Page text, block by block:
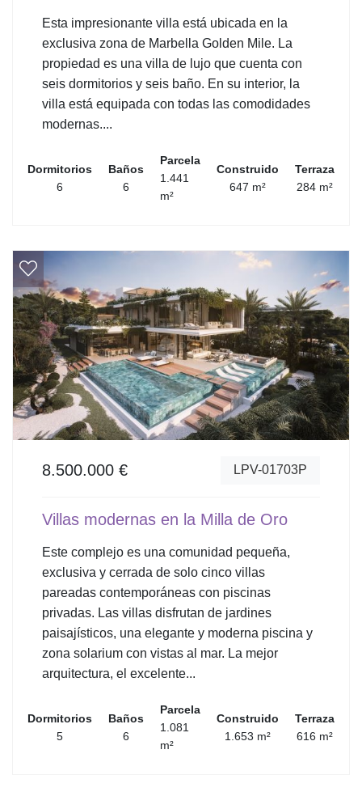
Esta impresionante villa está ubicada en la
exclusiva zona de Marbella Golden Mile. La
propiedad es una villa de lujo que cuenta con
seis dormitorios y seis baño. En su interior, la
villa está equipada con todas las comodidades
modernas....
Dormitorios
6
Baños
6
Parcela
1.441
m²
Construido
647 m²
Terraza
284 m²
8.500.000 € LPV-01703P
Villas modernas en la Milla de Oro
Este complejo es una comunidad pequeña,
exclusiva y cerrada de solo cinco villas
pareadas contemporáneas con piscinas
privadas. Las villas disfrutan de jardines
paisajísticos, una elegante y moderna piscina y
zona solarium con vistas al mar. La mejor
arquitectura, el excelente...
Dormitorios
5
Baños
6
Parcela
1.081
m²
Construido
1.653 m²
Terraza
616 m²